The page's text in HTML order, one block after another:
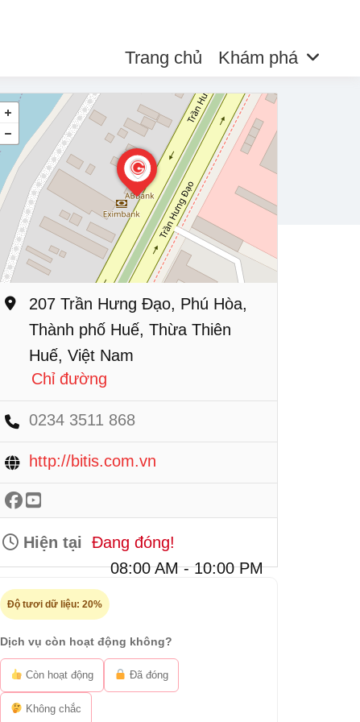
Trang chủ Khám phá
207 Trần Hưng Đạo, Phú Hòa,
Thành phố Huế, Thừa Thiên
Huế, Việt Nam
Chỉ đường
0234 3511 868
http://bitis.com.vn
Hiện tại
Đang đóng!
08:00 AM - 10:00 PM
Độ tươi dữ liệu: 20%
Dịch vụ còn hoạt động không?
Còn hoạt động Đã đóng
Không chắc